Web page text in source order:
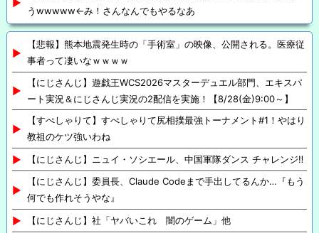
うwwwww←み！さんなんでもやるなあ
【悲報】熊本地震発生時の「手術室」の映像、公開される。医療従
事者って凄いなｗｗｗｗ
【にじさんじ】遊戯王WCS2026マスターデュエル部門、エキスパ
ート実況＆にじさんじ実況の2配信を実施！【8/28(金)9:00～】
【すぺしゃりて】すぺしゃりて尻相撲最強トーナメント#1！やはり
教祖のケツ強いわね
【にじさんじ】ニュイ・ソシエール、中国軍隊ダンス チャレンジ‼️
【にじさんじ】委員長、Claude Codeまで手出してるんか…『もう
何でも作れそうやな』
【にじさんじ】社「ヤバいこれ 闇のゲーム」他